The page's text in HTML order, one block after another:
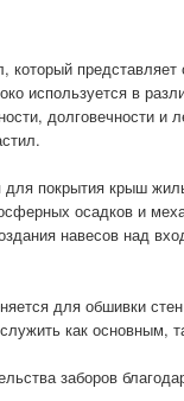
используется в
долговечности и
покрытия крыш
осадков и
навесов над
для обшивки
как основным,
заборов